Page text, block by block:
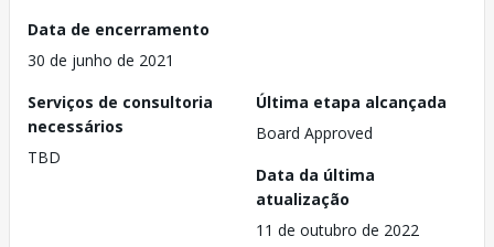
Data de encerramento
30 de junho de 2021
Serviços de consultoria
necessários
TBD
Última etapa alcançada
Board Approved
Data da última
atualização
11 de outubro de 2022